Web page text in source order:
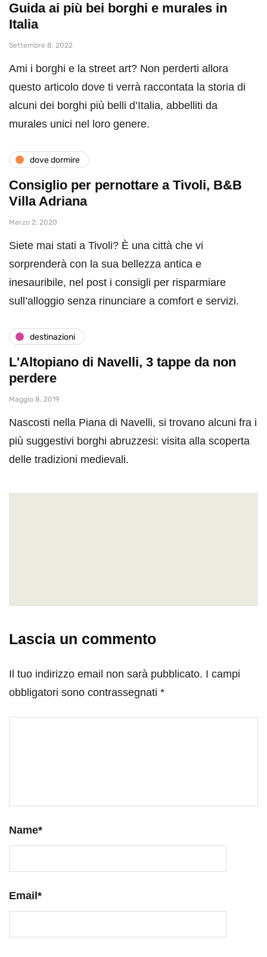
Guida ai più bei borghi e murales in
Italia
Settembre 8, 2022
Ami i borghi e la street art? Non perderti allora
questo articolo dove ti verrà raccontata la storia di
alcuni dei borghi più belli d’Italia, abbelliti da
murales unici nel loro genere.
dove dormire
Consiglio per pernottare a Tivoli, B&B
Villa Adriana
Marzo 2, 2020
Siete mai stati a Tivoli? È una città che vi
sorprenderà con la sua bellezza antica e
inesauribile, nel post i consigli per risparmiare
sull’alloggio senza rinunciare a comfort e servizi.
destinazioni
L'Altopiano di Navelli, 3 tappe da non
perdere
Maggio 8, 2019
Nascosti nella Piana di Navelli, si trovano alcuni fra i
più suggestivi borghi abruzzesi: visita alla scoperta
delle tradizioni medievali.
Lascia un commento
Il tuo indirizzo email non sarà pubblicato. I campi
obbligatori sono contrassegnati *
Name*
Email *